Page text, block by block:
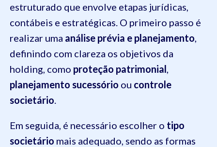
estruturado que envolve etapas jurídicas,
contábeis e estratégicas. O primeiro passo é
realizar uma análise prévia e planejamento
definindo com clareza os objetivos da
holding, como proteção patrimonial
planejamento sucessório ou controle
societário
Em seguida, é necessário escolher o tipo
societário mais adequado, sendo as formas